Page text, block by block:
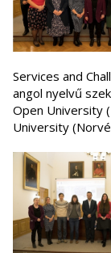
Services and
angol nyelvű
Open University
University